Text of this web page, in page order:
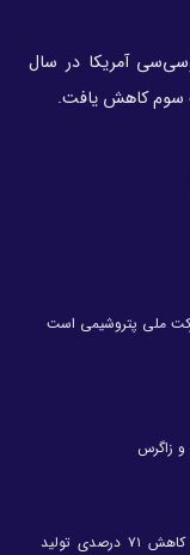
آمریکا در سال
ملی پتروشیمی است
زاگرس
پتروشیمی اروند پس از اختلالات ناشی از جنگ، با کاهش ۷۱ درصدی تولید